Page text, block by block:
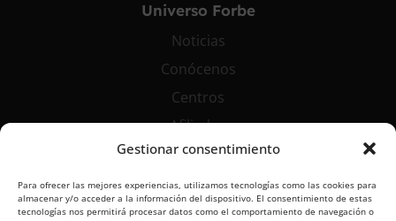
Gestionar consentimiento
Para ofrecer las mejores experiencias, utilizamos tecnologías como las cookies para
almacenar y/o acceder a la información del dispositivo. El consentimiento de estas
tecnologías nos permitirá procesar datos como el comportamiento de navegación o
Universo Forbe
Noticias
Conócenos
Centros
Afiliados
Contáctanos
info@grupoforbe.com